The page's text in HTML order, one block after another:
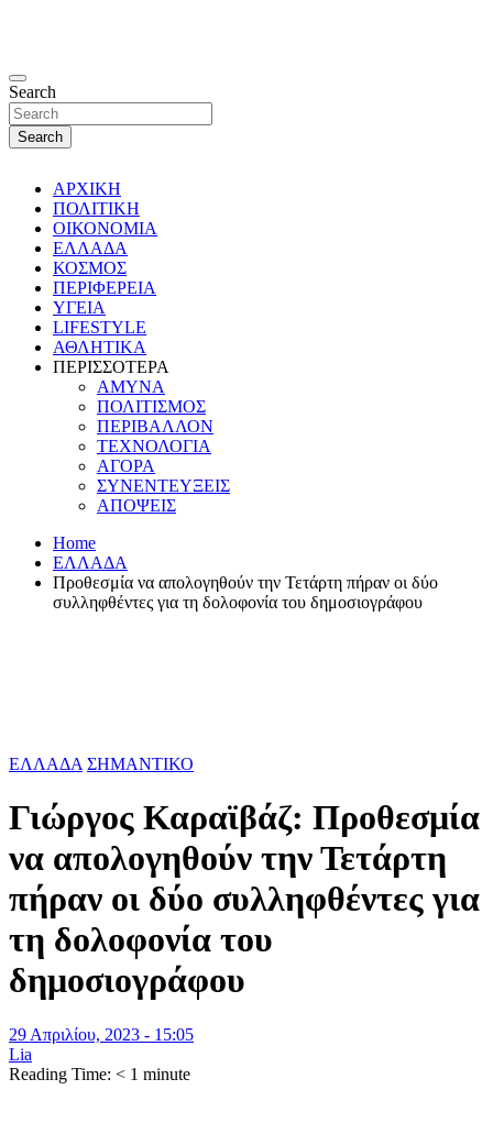
Search
Search
ΑΡΧΙΚΗ
ΠΟΛΙΤΙΚΗ
ΟΙΚΟΝΟΜΙΑ
ΕΛΛΑΔΑ
ΚΟΣΜΟΣ
ΠΕΡΙΦΕΡΕΙΑ
ΥΓΕΙΑ
LIFESTYLE
ΑΘΛΗΤΙΚΑ
ΠΕΡΙΣΣΟΤΕΡΑ
ΑΜΥΝΑ
ΠΟΛΙΤΙΣΜΟΣ
ΠΕΡΙΒΑΛΛΟΝ
ΤΕΧΝΟΛΟΓΙΑ
ΑΓΟΡΑ
ΣΥΝΕΝΤΕΥΞΕΙΣ
ΑΠΟΨΕΙΣ
Home
ΕΛΛΑΔΑ
Προθεσμία να απολογηθούν την Τετάρτη πήραν οι δύο
συλληφθέντες για τη δολοφονία του δημοσιογράφου
ΕΛΛΑΔΑ ΣΗΜΑΝΤΙΚΟ
Γιώργος Καραϊβάζ: Προθεσμία
να απολογηθούν την Τετάρτη
πήραν οι δύο συλληφθέντες για
τη δολοφονία του
δημοσιογράφου
29 Απριλίου, 2023 - 15:05
Lia
Reading Time: < 1 minute